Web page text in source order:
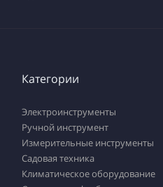
Категории
Электроинструменты
Ручной инструмент
Измерительные инструменты
Садовая техника
Климатическое оборудование